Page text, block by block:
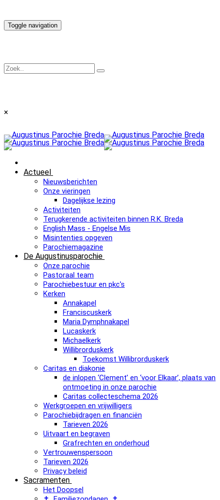
Toggle navigation
×
Actueel
Nieuwsberichten
Onze vieringen
Dagelijkse lezing
Activiteiten
Terugkerende activiteiten binnen R.K. Breda
English Mass - Engelse Mis
Misintenties opgeven
Parochiemagazine
De Augustinusparochie
Onze parochie
Pastoraal team
Parochiebestuur en pkc's
Kerken
Annakapel
Franciscuskerk
Maria Dymphnakapel
Lucaskerk
Michaelkerk
Willibrorduskerk
Toekomst Willibrorduskerk
Caritas en diakonie
de inlopen ‘Clement’ en ‘voor Elkaar’, plaats van
ontmoeting in onze parochie
Caritas collecteschema 2026
Werkgroepen en vrijwilligers
Parochiebijdragen en financiën
Tarieven 2026
Uitvaart en begraven
Grafrechten en onderhoud
Vertrouwenspersoon
Tarieven 2026
Privacy beleid
Sacramenten
Het Doopsel